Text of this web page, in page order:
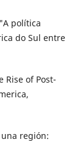
política
do Sul entre
Rise of Post-
una región: